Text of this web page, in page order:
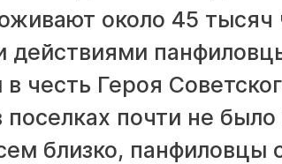
около 45
в честь Героя
поселках почти не
близко, панфиловцы